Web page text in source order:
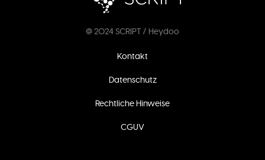
@ 2024 SCRIPT / Heydoo
Kontakt
Datenschutz
Rechtliche Hinweise
CGUV